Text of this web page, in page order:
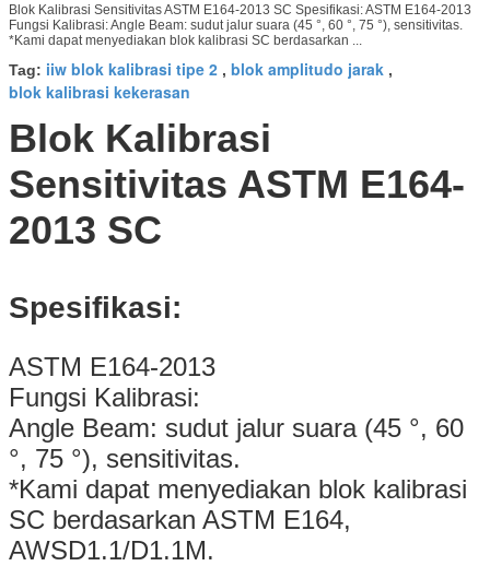
Blok Kalibrasi Sensitivitas ASTM E164-2013 SC Spesifikasi: ASTM E164-2013
Fungsi Kalibrasi: Angle Beam: sudut jalur suara (45 °, 60 °, 75 °), sensitivitas.
*Kami dapat menyediakan blok kalibrasi SC berdasarkan ...
Tag: iiw blok kalibrasi tipe 2 , blok amplitudo jarak ,
blok kalibrasi kekerasan
Blok Kalibrasi
Sensitivitas ASTM E164-
2013 SC
Spesifikasi:
ASTM E164-2013
Fungsi Kalibrasi:
Angle Beam: sudut jalur suara (45 °, 60
°, 75 °), sensitivitas.
*Kami dapat menyediakan blok kalibrasi
SC berdasarkan ASTM E164,
AWSD1.1/D1.1M.